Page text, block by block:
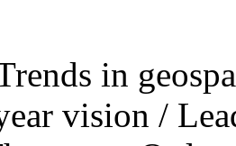
in
vision /